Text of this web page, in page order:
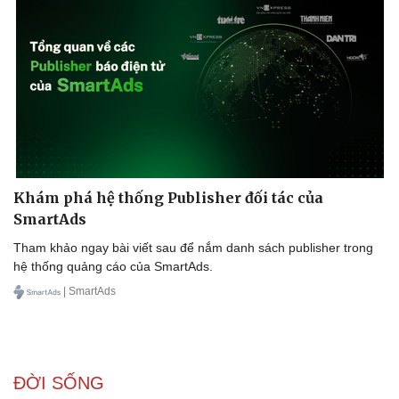
Khám phá hệ thống Publisher đối tác của
SmartAds
Tham khảo ngay bài viết sau để nắm danh sách publisher trong
hệ thống quảng cáo của SmartAds.
| SmartAds
ĐỜI SỐNG